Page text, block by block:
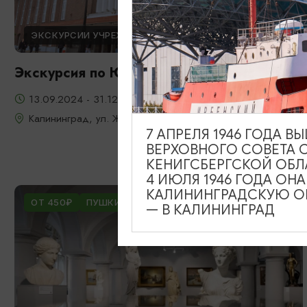
ЭКСКУРСИИ УЧРЕЖДЕНИЙ КУЛЬТУРЫ
Экскурсия по Южному вокзалу
13.09.2024 - 31.12.2026
Калининград, ул. Железнодорожная, д. 13-23
ОТ 450₽ ПУШКИНСКАЯ КАРТА
7 АПРЕЛЯ 1946 ГОДА
ВЕРХОВНОГО СОВЕТА
КЕНИГСБЕРГСКОЙ
4 ИЮЛЯ 1946 ГОДА
КАЛИНИНГРАДСКУЮ
— В КАЛИНИНГРАД